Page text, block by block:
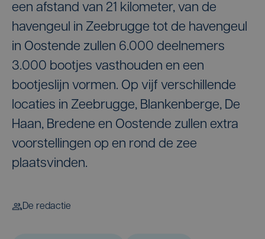
een afstand van 21 kilometer, van de
havengeul in Zeebrugge tot de havengeul
in Oostende zullen 6.000 deelnemers
3.000 bootjes vasthouden en een
bootjeslijn vormen. Op vijf verschillende
locaties in Zeebrugge, Blankenberge, De
Haan, Bredene en Oostende zullen extra
voorstellingen op en rond de zee
plaatsvinden.
De redactie